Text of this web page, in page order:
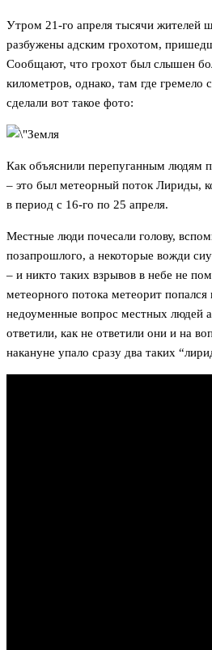
Утром 21-го апреля тысячи жителей
разбужены адским грохотом,
Сообщают, что грохот был слышен
километров, однако, там где гремело
сделали вот такое фото:
Как объяснили перепуганным людям
– это был метеорный поток Лириды,
в период с 16-го по 25 апреля.
Местные люди почесали голову,
позапрошлого, а некоторые вожди
– и никто таких взрывов в небе не
метеорного потока метеорит
недоуменные вопрос местных людей
ответили, как не ответили они и на
накануне упало сразу два таких